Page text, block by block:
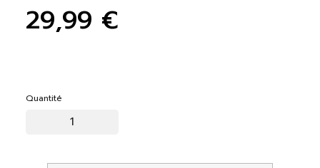
29,99 €
Quantité